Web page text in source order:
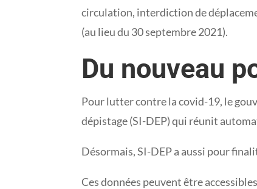
circulation, interdiction de
(au lieu du 30 septembre 2021).
Du nouveau
Pour lutter contre la covid-19, le
dépistage (SI-DEP) qui réunit
Désormais, SI-DEP a aussi pour
Ces données peuvent être